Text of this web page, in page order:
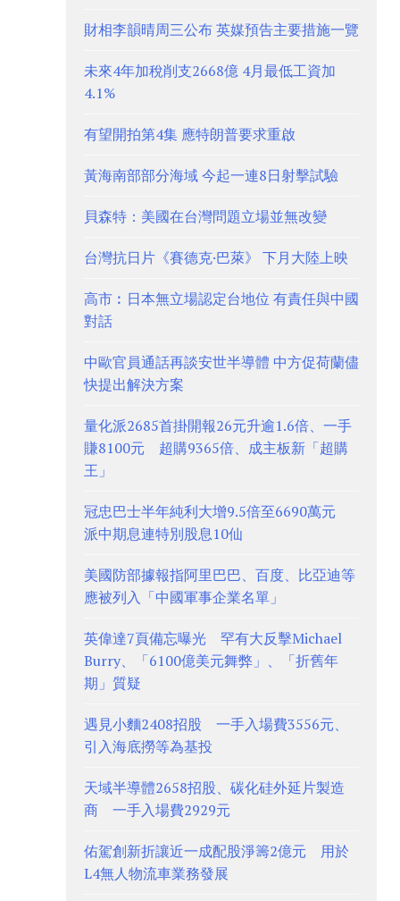
財相李韻晴周三公布 英媒預告主要措施一覽
未來4年加稅削支2668億 4月最低工資加
4.1%
有望開拍第4集 應特朗普要求重啟
黃海南部部分海域 今起一連8日射擊試驗
貝森特：美國在台灣問題立場並無改變
台灣抗日片《賽德克·巴萊》 下月大陸上映
高市︰日本無立場認定台地位 有責任與中國
對話
中歐官員通話再談安世半導體 中方促荷蘭儘
快提出解決方案
量化派2685首掛開報26元升逾1.6倍、一手
賺8100元 超購9365倍、成主板新「超購
王」
冠忠巴士半年純利大增9.5倍至6690萬元
派中期息連特別股息10仙
美國防部據報指阿里巴巴、百度、比亞迪等
應被列入「中國軍事企業名單」
英偉達7頁備忘曝光 罕有大反擊Michael
Burry、「6100億美元舞弊」、「折舊年
期」質疑
遇見小麵2408招股 一手入場費3556元、
引入海底撈等為基投
天域半導體2658招股、碳化硅外延片製造
商 一手入場費2929元
佑駕創新折讓近一成配股淨籌2億元 用於
L4無人物流車業務發展